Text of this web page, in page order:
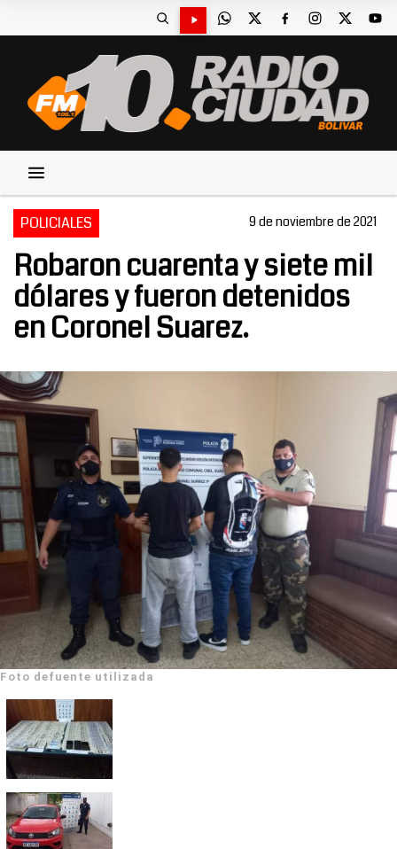
POLICIALES 9 de noviembre de 2021
Robaron cuarenta y siete mil
dólares y fueron detenidos
en Coronel Suarez.
Foto defuente utilizada